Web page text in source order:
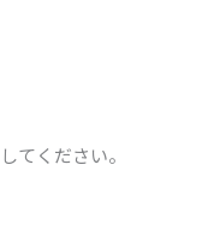
してください。